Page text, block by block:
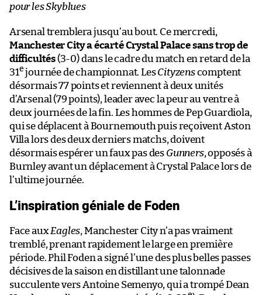
pour les Skyblues
Arsenal tremblera jusqu’au bout. Ce mercredi,
Manchester City a écarté Crystal Palace sans trop de
difficultés(3-0) dans le cadre du match en retard de la
31e journée de championnat. LesCityzenscomptent
désormais 77 points et reviennent à deux unités
d’Arsenal (79 points), leader avec la peur au ventre à
deux journées de la fin. Les hommes de Pep Guardiola,
qui se déplacent à Bournemouth puis reçoivent Aston
Villa lors des deux derniers matchs, doivent
désormais espérer un faux pas des Gunners, opposés à
Burnley avant un déplacement à Crystal Palace lors de
l’ultime journée.
L’inspiration géniale de Foden
Face aux Eagles, Manchester City n’a pas vraiment
tremblé, prenant rapidement le large en première
période. Phil Foden a signé l’une des plus belles passes
décisives de la saison en distillant une talonnade
succulente vers Antoine Semenyo, qui a trompé Dean